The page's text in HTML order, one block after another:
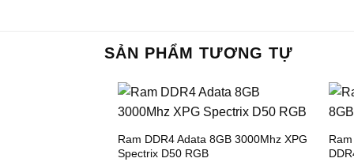
SẢN PHẨM TƯƠNG TỰ
Ram DDR4 Adata 8GB 3000Mhz XPG
Spectrix D50 RGB